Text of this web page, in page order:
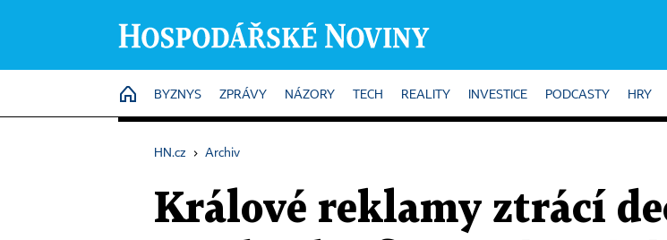
HOME
BYZNYS ZPRÁVY NÁZORY TECH REALITY INVESTICE PODCASTY HRY
HN.cz › Archiv
Králové reklamy ztrácí